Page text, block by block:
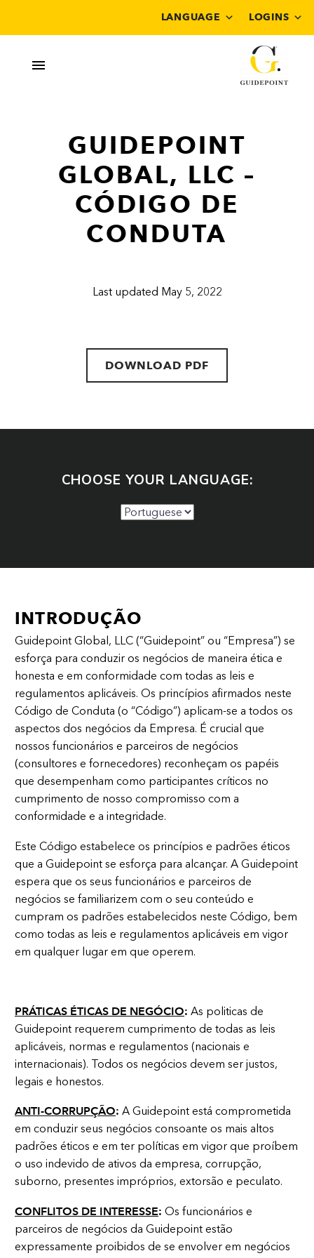
LANGUAGE LOGINS
GUIDEPOINT
GLOBAL, LLC –
CÓDIGO DE
CONDUTA
Last updated May 5, 2022
DOWNLOAD PDF
CHOOSE YOUR LANGUAGE:
INTRODUÇÃO
Guidepoint Global, LLC (“Guidepoint” ou “Empresa”) se
esforça para conduzir os negócios de maneira ética e
honesta e em conformidade com todas as leis e
regulamentos aplicáveis. Os princípios afirmados neste
Código de Conduta (o “Código”) aplicam-se a todos os
aspectos dos negócios da Empresa. É crucial que
nossos funcionários e parceiros de negócios
(consultores e fornecedores) reconheçam os papéis
que desempenham como participantes críticos no
cumprimento de nosso compromisso com a
conformidade e a integridade.
Este Código estabelece os princípios e padrões éticos
que a Guidepoint se esforça para alcançar. A Guidepoint
espera que os seus funcionários e parceiros de
negócios se familiarizem com o seu conteúdo e
cumpram os padrões estabelecidos neste Código, bem
como todas as leis e regulamentos aplicáveis em vigor
em qualquer lugar em que operem.
PRÁTICAS ÉTICAS DE NEGÓCIO: As politicas de
Guidepoint requerem cumprimento de todas as leis
aplicáveis, normas e regulamentos (nacionais e
internacionais). Todos os negócios devem ser justos,
legais e honestos.
ANTI-CORRUPÇÃO: A Guidepoint está comprometida
em conduzir seus negócios consoante os mais altos
padrões éticos e em ter políticas em vigor que proíbem
o uso indevido de ativos da empresa, corrupção,
suborno, presentes impróprios, extorsão e peculato.
CONFLITOS DE INTERESSE: Os funcionários e
parceiros de negócios da Guidepoint estão
expressamente proibidos de se envolver em negócios